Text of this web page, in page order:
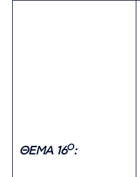
ΘΕΜΑ 16Ο: